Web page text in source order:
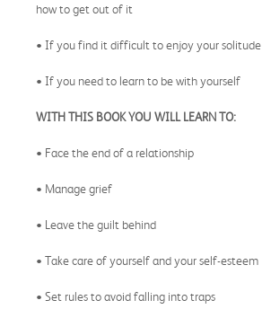
how to get out of it
• If you find it difficult to enjoy your solitude
• If you need to learn to be with yourself
WITH THIS BOOK YOU WILL LEARN TO:
• Face the end of a relationship
• Manage grief
• Leave the guilt behind
• Take care of yourself and your self-esteem
• Set rules to avoid falling into traps